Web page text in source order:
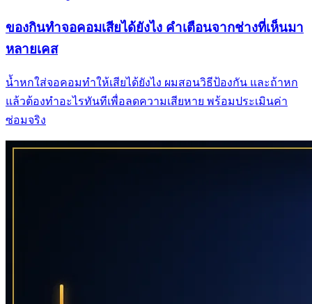
ของกินทำจอคอมเสียได้ยังไง คำเตือนจากช่างที่เห็นมา
หลายเคส
น้ำหกใส่จอคอมทำให้เสียได้ยังไง ผมสอนวิธีป้องกัน และถ้าหก
แล้วต้องทำอะไรทันทีเพื่อลดความเสียหาย พร้อมประเมินค่า
ซ่อมจริง